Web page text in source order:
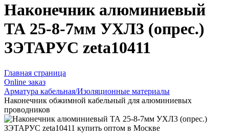
Наконечник алюминиевый
ТА 25-8-7мм УХЛ3 (опрес.)
ЗЭТАРУС zeta10411
Главная страница
Оnline заказ
Арматура кабельная/Изоляционные материалы
Наконечник обжимной кабельный для алюминиевых
проводников